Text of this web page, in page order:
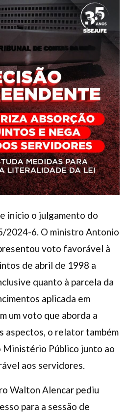
início o julgamento do
2024-6. O ministro Antonio
voto favorável à
de abril de 1998 a
quanto à parcela da
aplicada em
um voto que aborda a
aspectos, o relator também
Ministério Público junto ao
aos servidores.
Walton Alencar pediu
para a sessão de